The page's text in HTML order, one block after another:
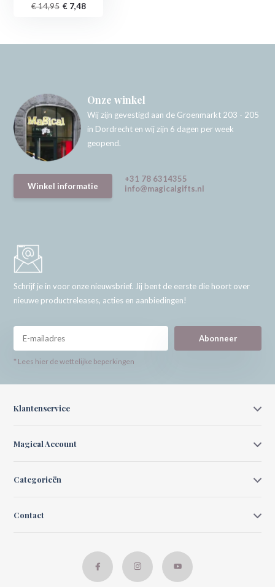
€ 14,95 € 7,48
Onze winkel
Wij zijn gevestigd aan de Groenmarkt 203 - 205
in Dordrecht en wij zijn 6 dagen per week
geopend.
Winkel informatie
+31 78 6314355
info@magicalgifts.nl
Schrijf je in voor onze nieuwsbrief. Jij bent de eerste die hoort over
nieuwe productreleases, acties en aanbiedingen!
Abonneer
* Lees hier de wettelijke beperkingen
Klantenservice
Magical Account
Categorieën
Contact